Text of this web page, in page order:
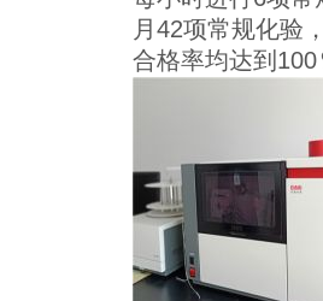
月42项常规化验
合格率均达到100